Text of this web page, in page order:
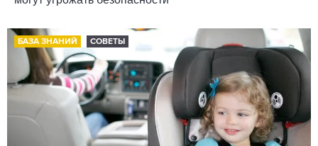
БАЗА ЗНАНИЙ СОВЕТЫ